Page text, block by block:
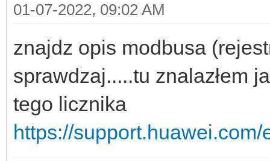
01-07-2022, 09:02 AM
znajdz opis modbusa
sprawdzaj.....tu znalazłem
tego licznika
https://